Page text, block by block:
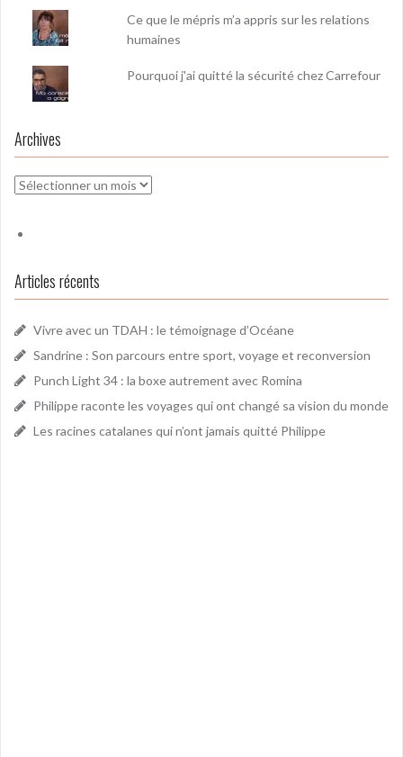
Ce que le mépris m’a appris sur les relations
humaines
Pourquoi j'ai quitté la sécurité chez Carrefour
Archives
Archives
Articles récents
Vivre avec un TDAH : le témoignage d’Océane
Sandrine : Son parcours entre sport, voyage et reconversion
Punch Light 34 : la boxe autrement avec Romina
Philippe raconte les voyages qui ont changé sa vision du monde
Les racines catalanes qui n’ont jamais quitté Philippe